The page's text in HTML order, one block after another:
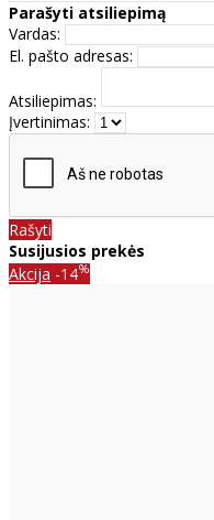
Parašyti atsiliepimą
Vardas:
El. pašto adresas:
Atsiliepimas:
Įvertinimas:
Rašyti
Susijusios prekės
Akcija -14%